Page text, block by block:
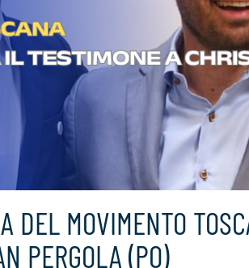
DEL MOVIMENTO
PERGOLA (PO)